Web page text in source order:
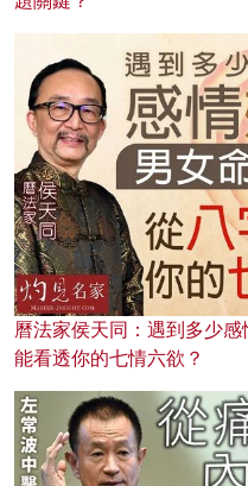
曆法家侯天同：遇到多少
能看透你的七情六欲？